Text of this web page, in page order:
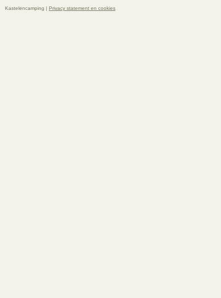
Kastelencamping | Privacy statement en cookies